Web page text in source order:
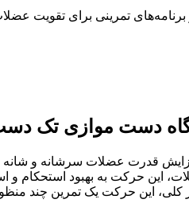
تمرینی برای تقویت
دست موازی تک
عضلات سرشانه و شانه
این حرکت به بهبود
این حرکت یک تمرین چند